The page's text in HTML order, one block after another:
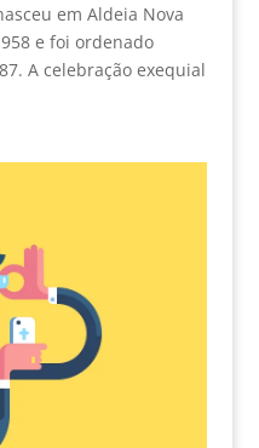
em Aldeia Nova
e foi ordenado
A celebração exequial